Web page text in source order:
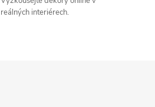
reálných interiérech.